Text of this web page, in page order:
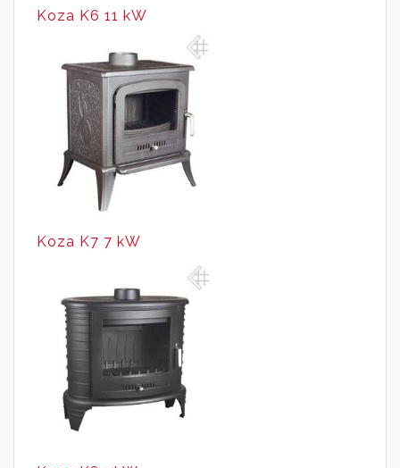
Koza K6 11 kW
Koza K7 7 kW